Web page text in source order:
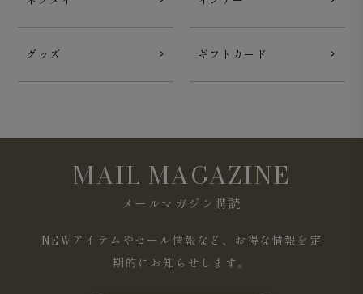
グッズ ギフトカード
MAIL MAGAZINE
メールマガジン購読
NEWアイテムやセール情報など、お得な情報を定
期的にお知らせします。